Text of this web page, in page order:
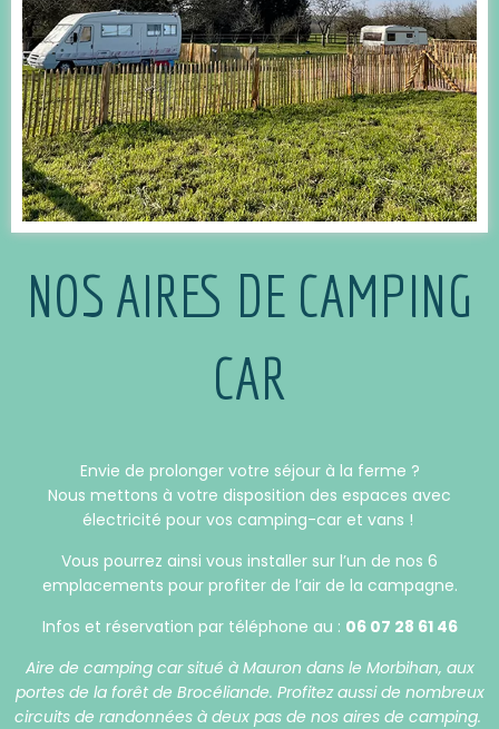
NOS AIRES DE CAMPING
CAR
Envie de prolonger votre séjour à la ferme ?
Nous mettons à votre disposition des espaces avec
électricité pour vos camping-car et vans !
Vous pourrez ainsi vous installer sur l’un de nos 6
emplacements pour profiter de l’air de la campagne.
Infos et réservation par téléphone au : 06 07 28 61 46
Aire de camping car situé à Mauron dans le Morbihan, aux
portes de la forêt de Brocéliande. Profitez aussi de nombreux
circuits de randonnées à deux pas de nos aires de camping.